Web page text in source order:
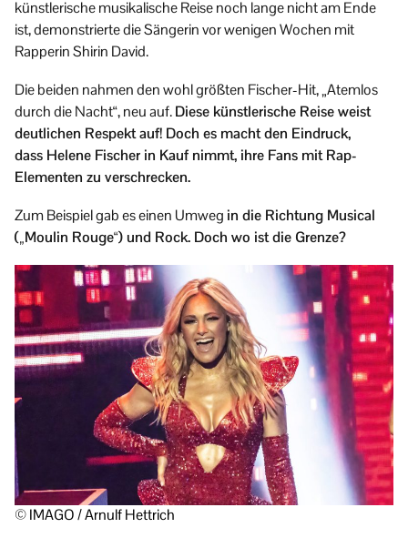
künstlerische musikalische Reise noch lange nicht am Ende
ist, demonstrierte die Sängerin vor wenigen Wochen mit
Rapperin Shirin David.
Die beiden nahmen den wohl größten Fischer-Hit, „Atemlos
durch die Nacht“, neu auf.Diese künstlerische Reise weist
deutlichen Respekt auf! Doch es macht den Eindruck,
dass Helene Fischer in Kauf nimmt, ihre Fans mit Rap-
Elementen zu verschrecken.
Zum Beispiel gab es einen Umweg in die Richtung Musical
(„Moulin Rouge“) und Rock. Doch wo ist die Grenze?
© IMAGO / Arnulf Hettrich